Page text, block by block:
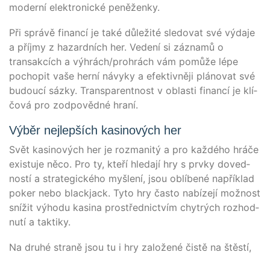
moderní elek­tro­nické peněženky.
Při sprá­vě finan­cí je také důleži­té sle­do­vat své výda­je
a příj­my z hazard­ních her. Vedení si záz­namů o
transak­cích a výhrách/prohrách vám pomůže lépe
pocho­pit vaše herní návy­ky a efek­tiv­ně­ji plá­no­vat své
budoucí sáz­ky. Trans­par­ent­nost v oblas­ti finan­cí je klí­
čo­vá pro zod­po­věd­né hraní.
Výběr nejlepších kasinových her
Svět kasi­no­vých her je roz­ma­ni­tý a pro kaž­dé­ho hrá­če
exis­tu­je něco. Pro ty, kteří hle­da­jí hry s prv­ky doved­
nos­tí a stra­te­gické­ho myš­lení, jsou oblí­be­né napří­klad
poker nebo black­jack. Tyto hry čas­to nabí­ze­jí mož­nost
sní­žit výho­du kasi­na pro­s­třed­nict­vím chytrých roz­hod­
nu­tí a taktiky.
Na druhé straně jsou tu i hry založe­né čis­tě na štěs­tí,